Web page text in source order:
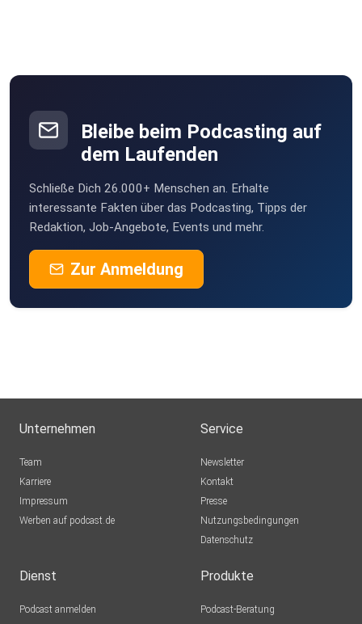
Bleibe beim Podcasting auf
dem Laufenden
Schließe Dich 26.000+ Menschen an. Erhalte
interessante Fakten über das Podcasting, Tipps der
Redaktion, Job-Angebote, Events und mehr.
Zur Anmeldung
Unternehmen
Team
Karriere
Impressum
Werben auf podcast.de
Service
Newsletter
Kontakt
Presse
Nutzungsbedingungen
Datenschutz
Dienst
Podcast anmelden
Produkte
Podcast-Beratung